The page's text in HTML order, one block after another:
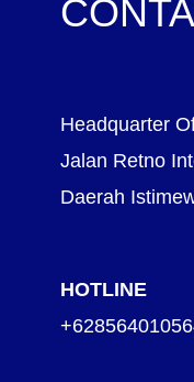
Headquarter
Jalan Retno
Daerah
HOTLINE